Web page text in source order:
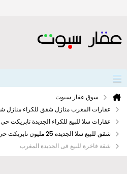
سوق عقار سبوت
عقارات المغرب منازل شقق للكراء منازل
عقارات سلا للبيع للكراء الجديدة تابريكت
شقق للبيع سلا الجديدة 25 مليون تابريكت حي السلام كريمة
شقة فاخرة للبيع فى الجديدة المغرب